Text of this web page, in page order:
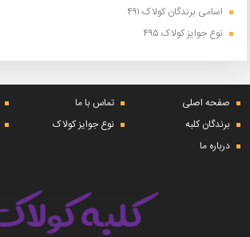
اسامی برندگان کولاک ۴۹۱
نوع جوایز کولاک ۴۹۵
صفحه اصلی تماس با ما
برندگان کلبه
نوع جوایز کولاک
درباره ما